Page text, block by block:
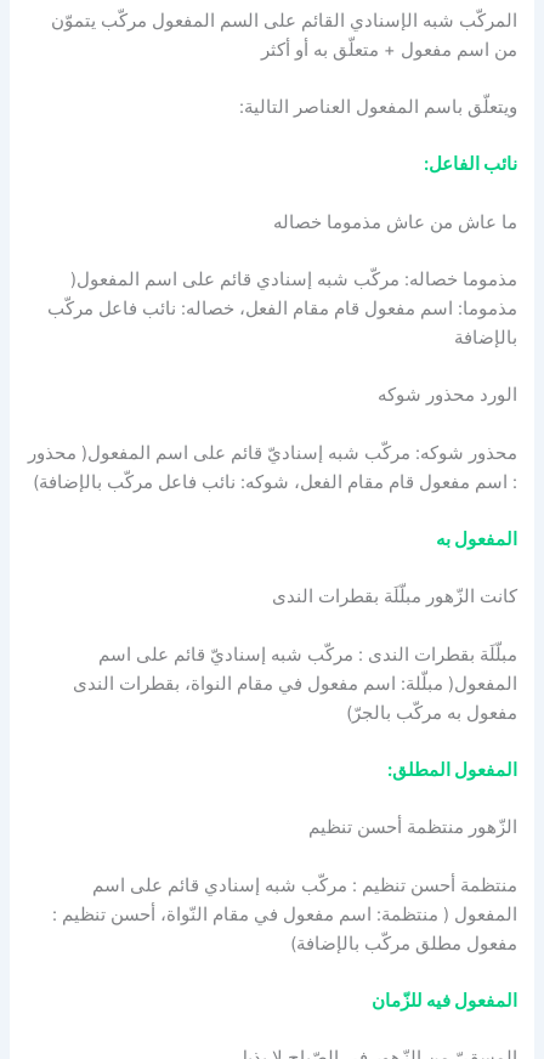
المركّب شبه الإسنادي القائم على السم المفعول مركّب يتموّن
من اسم مفعول + متعلّق به أو أكثر
ويتعلّق باسم المفعول العناصر التالية:
نائب الفاعل:
ما عاش من عاش مذموما خصاله
مذموما خصاله: مركّب شبه إسنادي قائم على اسم المفعول(
مذموما: اسم مفعول قام مقام الفعل، خصاله: نائب فاعل مركّب
بالإضافة
الورد محذور شوكه
محذور شوكه: مركّب شبه إسناديّ قائم على اسم المفعول( محذور
: اسم مفعول قام مقام الفعل، شوكه: نائب فاعل مركّب بالإضافة)
المفعول به
كانت الزّهور مبلّلَة بقطرات الندى
مبلّلَة بقطرات الندى : مركّب شبه إسناديّ قائم على اسم
المفعول( مبلّلة: اسم مفعول في مقام النواة، بقطرات الندى
مفعول به مركّب بالجرّ)
المفعول المطلق:
الزّهور منتظمة أحسن تنظيم
منتظمة أحسن تنظيم : مركّب شبه إسنادي قائم على اسم
المفعول ( منتظمة: اسم مفعول في مقام النّواة، أحسن تنظيم :
مفعول مطلق مركّب بالإضافة)
المفعول فيه للزّمان